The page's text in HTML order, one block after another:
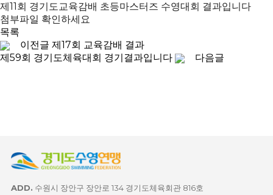
제11회 경기도교육감배 초등마스터즈 수영대회 결과입니다
첨부파일 확인하세요
목록
이전글 제17회 교육감배 결과
제59회 경기도체육대회 경기결과입니다
다음글
ADD. 수원시 장안구 장안로 134 경기도체육회관 816호